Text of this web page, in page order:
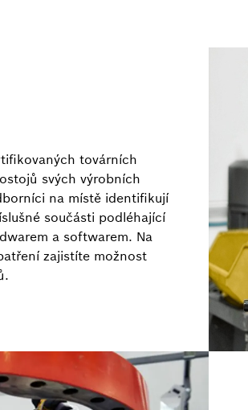
továrních
svých výrobních
na místě identifikují
součásti podléhající
a softwarem. Na
zajistíte možnost